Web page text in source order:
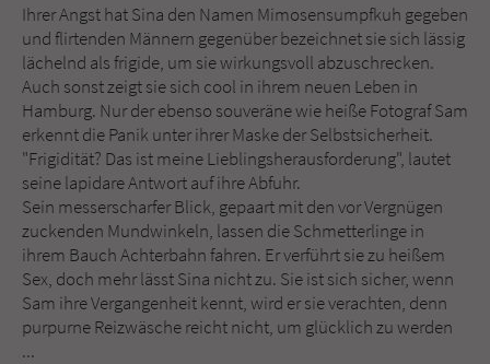
Ihrer Angst hat Sina den Namen Mimosensumpfkuh gegeben
und flirtenden Männern gegenüber bezeichnet sie sich lässig
lächelnd als frigide, um sie wirkungsvoll abzuschrecken.
Auch sonst zeigt sie sich cool in ihrem neuen Leben in
Hamburg. Nur der ebenso souveräne wie heiße Fotograf Sam
erkennt die Panik unter ihrer Maske der Selbstsicherheit.
"Frigidität? Das ist meine Lieblingsherausforderung", lautet
seine lapidare Antwort auf ihre Abfuhr.
Sein messerscharfer Blick, gepaart mit den vor Vergnügen
zuckenden Mundwinkeln, lassen die Schmetterlinge in
ihrem Bauch Achterbahn fahren. Er verführt sie zu heißem
Sex, doch mehr lässt Sina nicht zu. Sie ist sich sicher, wenn
Sam ihre Vergangenheit kennt, wird er sie verachten, denn
purpurne Reizwäsche reicht nicht, um glücklich zu werden
...
Zweck Cookie für Kommentare einzelner Buchtitel
Name fe_typo_user
Anbieter Literatur-Couch Medien GmbH & Co. KG
Laufzeit Session
Zweck
Dieses Cookie gewährleistet die
Kommunikation der Webseite mit dem
Benutzer. Es wird benötigt um z. B. den
Sicherheitscode des Kontaktformulars zu